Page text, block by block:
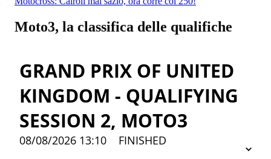
Moto3, la classifica delle qualifiche